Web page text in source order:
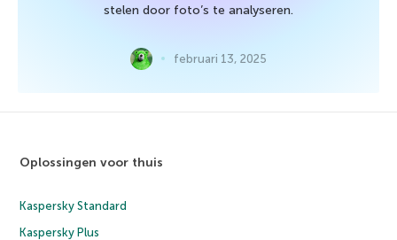
stelen door foto’s te analyseren.
februari 13, 2025
Oplossingen voor thuis
Kaspersky Standard
Kaspersky Plus